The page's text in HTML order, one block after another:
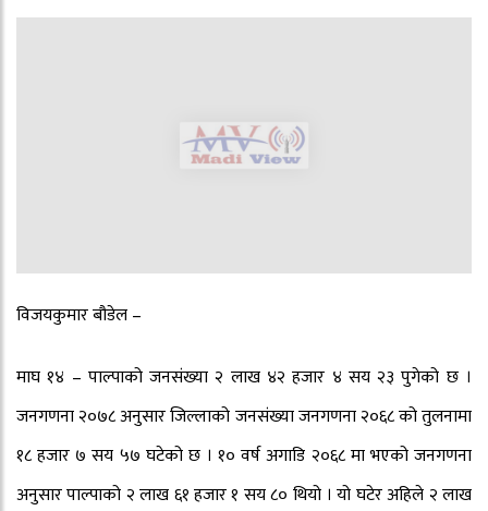
विजयकुमार बौडेल –
माघ १४ – पाल्पाको जनसंख्या २ लाख ४२ हजार ४ सय २३ पुगेको छ ।
जनगणना २०७८ अनुसार जिल्लाको जनसंख्या जनगणना २०६८ को तुलनामा
१८ हजार ७ सय ५७ घटेको छ । १० वर्ष अगाडि २०६८ मा भएको जनगणना
अनुसार पाल्पाको २ लाख ६१ हजार १ सय ८० थियो । यो घटेर अहिले २ लाख